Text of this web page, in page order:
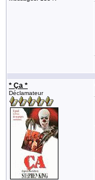
* Ça *
Déclamateur